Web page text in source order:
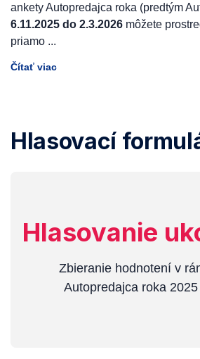
ankety Autopredajca roka (predtým
6.11.2025 do 2.3.2026 môžete
priamo ...
Čítať viac
Hlasovací
Hlasovanie
Zbieranie hodnotení v
Autopredajca roka